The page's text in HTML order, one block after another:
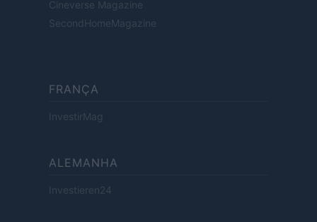
Cineverse Magazine
SecondHomeMagazine
FRANÇA
InvestirMag
ALEMANHA
Investieren24